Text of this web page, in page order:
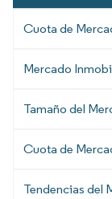
Cuota de
Mercado
Tamaño del
Cuota de
Tendencias del